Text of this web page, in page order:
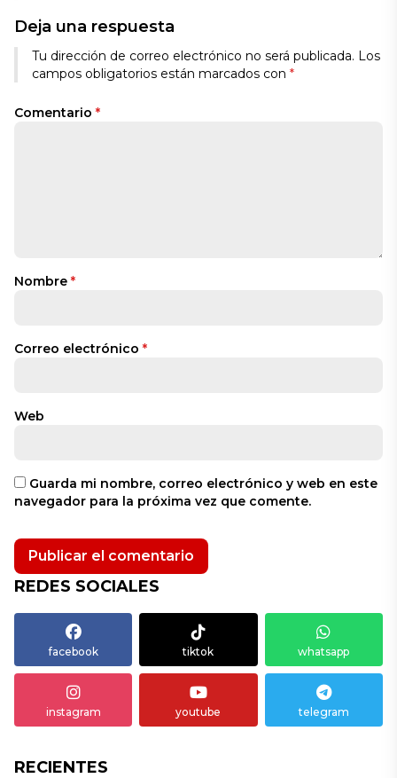
Deja una respuesta
Tu dirección de correo electrónico no será publicada. Los
campos obligatorios están marcados con *
Comentario *
Nombre *
Correo electrónico *
Web
Guarda mi nombre, correo electrónico y web en este
navegador para la próxima vez que comente.
REDES SOCIALES
facebook tiktok whatsapp
instagram youtube telegram
RECIENTES